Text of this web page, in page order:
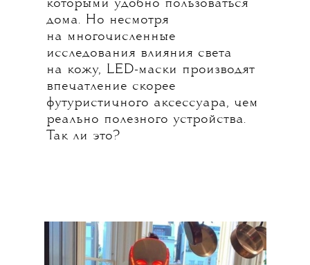
которыми удобно пользоваться
дома. Но несмотря
на многочисленные
исследования влияния света
на кожу, LED-маски производят
впечатление скорее
футуристичного аксессуара, чем
реально полезного устройства.
Так ли это?